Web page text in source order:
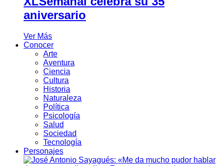
aniversario
Ver Más
Conocer
Arte
Aventura
Ciencia
Cultura
Historia
Naturaleza
Política
Psicología
Salud
Sociedad
Tecnología
Personajes